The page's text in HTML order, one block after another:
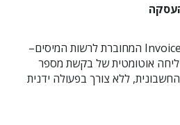
באמצעות מערכת Invoice4u המחוברת לרשות המיסים–
אוטומטית של בקשת מספר
ללא צורך בפעולה ידנית